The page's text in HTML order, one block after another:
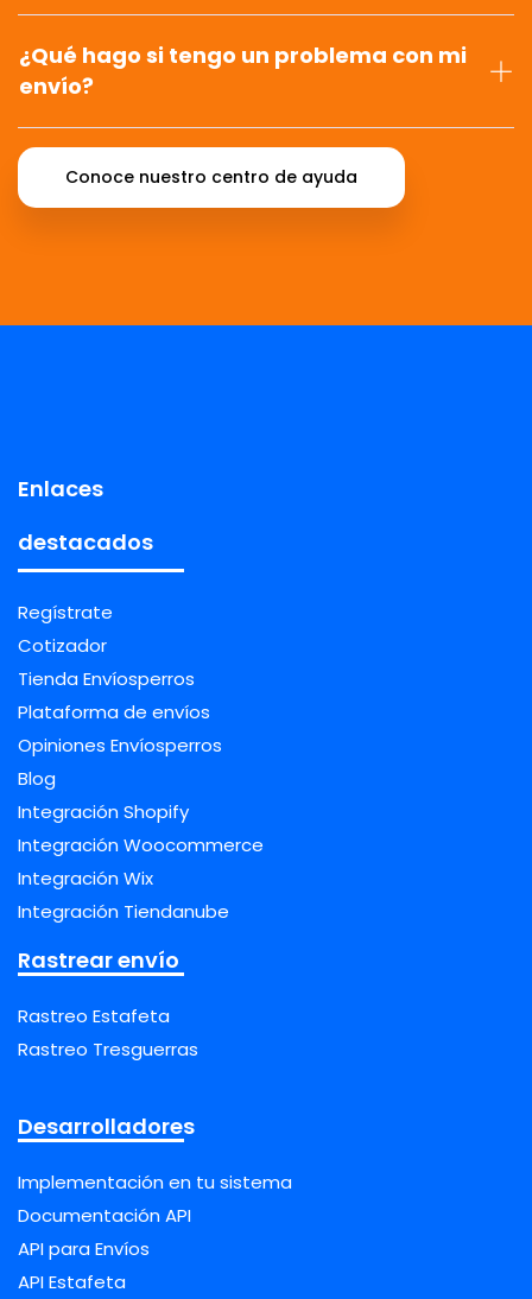
¿Qué hago si tengo un problema con mi
envío?
Conoce nuestro centro de ayuda
Enlaces
destacados
Regístrate
Cotizador
Tienda Envíosperros
Plataforma de envíos
Opiniones Envíosperros
Blog
Integración Shopify
Integración Woocommerce
Integración Wix
Integración Tiendanube
Rastrear envío
Rastreo Estafeta
Rastreo Tresguerras
Desarrolladores
Implementación en tu sistema
Documentación API
API para Envíos
API Estafeta